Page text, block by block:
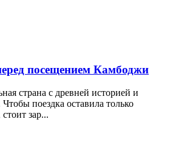
посещением Камбоджи
страна с древней историей и
поездка оставила только
зар...